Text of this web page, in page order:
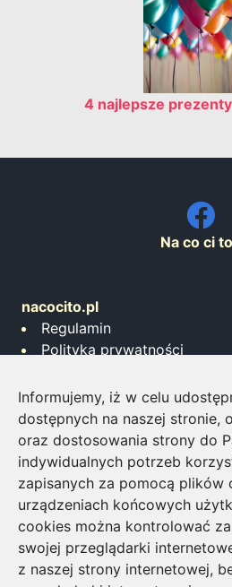
4 najlepsze
Informujemy, iż w celu
dostępnych na naszej stronie,
oraz dostosowania strony do
indywidualnych potrzeb
zapisanych za pomocą plików
urządzeniach końcowych
cookies można kontrolować
swojej przeglądarki
z naszej strony internetowej,
Na co ci
nacocito.pl
Regulamin
Polityka prywatności
Współpraca
Napisz do nas
Inwestowanie w monety
Jakiego brokera wybrać?
Zdalne biuro tłumaczeń
Agencja Marketingu
Zobacz także
strój borata